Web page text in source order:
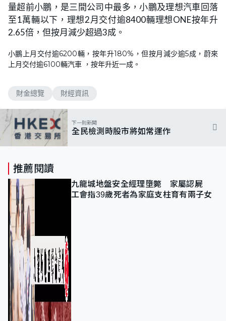
量超前小鵬，是三間公司中最多，小鵬及理想汽車回落
至1萬輛以下，理想2月交付逾8400輛理想ONE按年升
2.65倍，但按月減少超過3成。
小鵬上月交付逾6200輛，按年升180%，但按月減少逾5成，蔚來
上月交付逾6100輛汽車 ，按年升近一成。
財金總覽 財經資訊
下一則新聞
全民檢測時股市將如常運作
推薦閱讀
九龍城地盤安全經理墮斃 家屬認屍
工會指39歲死者為家庭支柱育有兩子女